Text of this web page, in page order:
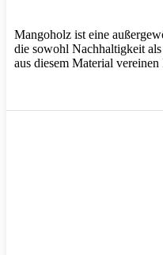
Mangoholz ist eine
die sowohl Nachhaltigkeit
aus diesem Material